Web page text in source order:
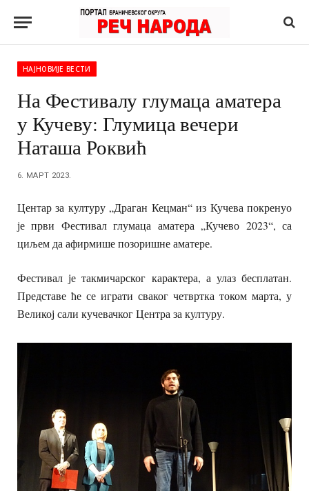
НАЈНОВИЈЕ ВЕСТИ
На Фестивалу глумаца аматера
у Кучеву: Глумица вечери
Наташа Роквић
6. МАРТ 2023.
Центар за културу „Драган Кецман“ из Кучева покренуо
је први Фестивал глумаца аматера „Кучево 2023“, са
циљем да афирмише позоришне аматере.
Фестивал је такмичарског карактера, а улаз бесплатан.
Представе ће се играти сваког четвртка током марта, у
Великој сали кучевачког Центра за културу.